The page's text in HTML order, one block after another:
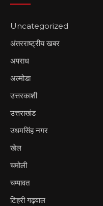
Uncategorized
अंतरराष्ट्रीय खबर
अपराध
अल्मोडा
उत्तरकाशी
उत्तराखंड
उधमसिंह नगर
खेल
चमोली
चम्पावत
टिहरी गढ़वाल